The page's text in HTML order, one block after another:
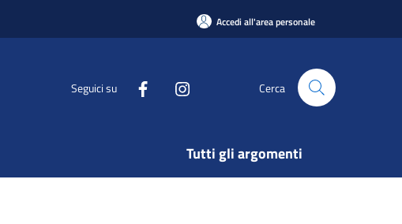
Accedi all'area personale
Seguici su Cerca
Tutti gli argomenti